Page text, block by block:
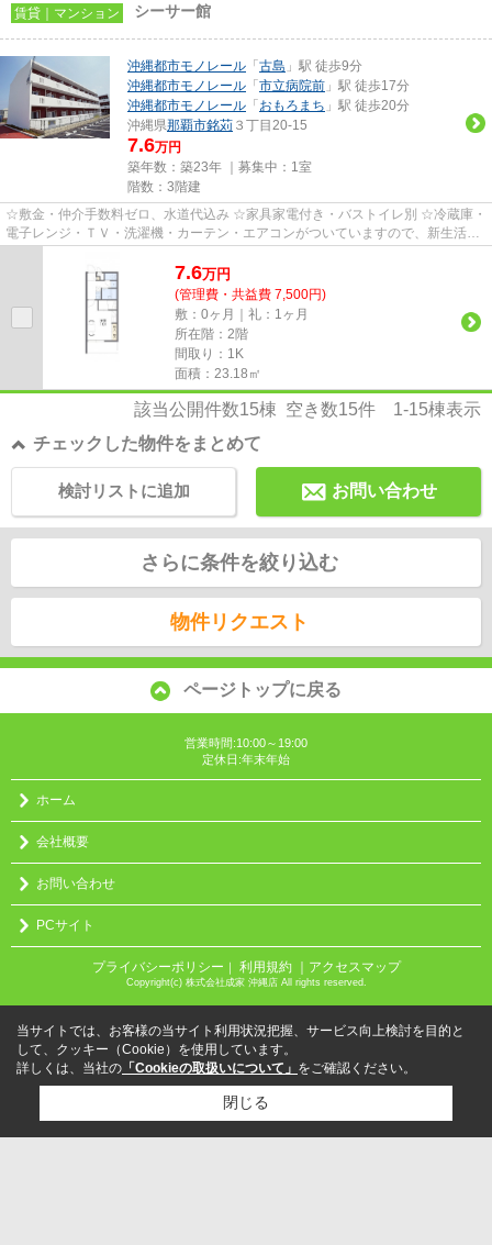
賃貸｜マンション シーサー館
沖縄都市モノレール 「 古島 」駅 徒歩9分
沖縄都市モノレール 「 市立病院前 」駅 徒歩17分
沖縄都市モノレール 「 おもろまち 」駅 徒歩20分
沖縄県那覇市銘苅 ３丁目20-15
7.6万円
築年数：築23年 ｜募集中： 1室
階数：3階建
☆敷金・仲介手数料ゼロ、水道代込み ☆家具家電付き・バストイレ別 ☆冷蔵庫・
電子レンジ・ＴＶ・洗濯機・カーテン・エアコンがついていますので、新生活が
7.6万円
(管理費・共益費 7,500円)
敷：0ヶ月｜礼：1ヶ月
所在階：2階
間取り：1K
面積：23.18㎡
該当公開件数15棟 空き数15件 1-15棟表示
チェックした物件をまとめて
お問い合わせ
検討リストに追加
さらに条件を絞り込む
物件リクエスト
ページトップに戻る
営業時間:10:00～19:00
定休日:年末年始
ホーム
会社概要
お問い合わせ
PCサイト
プライバシーポリシー ｜ 利用規約 ｜アクセスマップ
Copyright(c) 株式会社成家 沖縄店 All rights reserved.
当サイトでは、お客様の当サイト利用状況把握、サービス向上検討を目的と
して、クッキー（Cookie）を使用しています。
詳しくは、当社の 「Cookieの取扱いについて」 をご確認ください。
閉じる